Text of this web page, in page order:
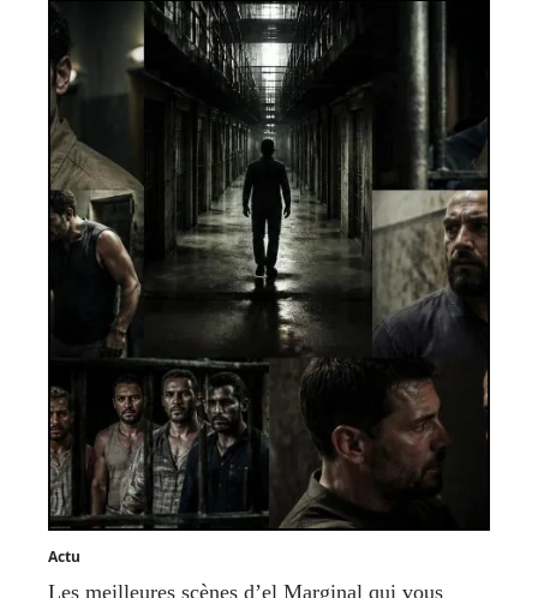
Actu
Les meilleures scènes d’el Marginal qui vous